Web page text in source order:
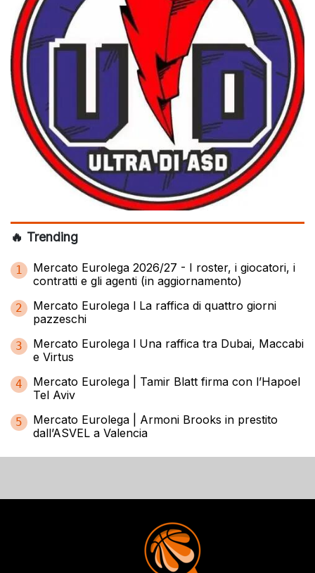
🔥 Trending
1
Mercato Eurolega 2026/27 - I roster, i giocatori, i
contratti e gli agenti (in aggiornamento)
2
Mercato Eurolega l La raffica di quattro giorni
pazzeschi
3
Mercato Eurolega l Una raffica tra Dubai, Maccabi
e Virtus
4
Mercato Eurolega | Tamir Blatt firma con l’Hapoel
Tel Aviv
5
Mercato Eurolega | Armoni Brooks in prestito
dall’ASVEL a Valencia